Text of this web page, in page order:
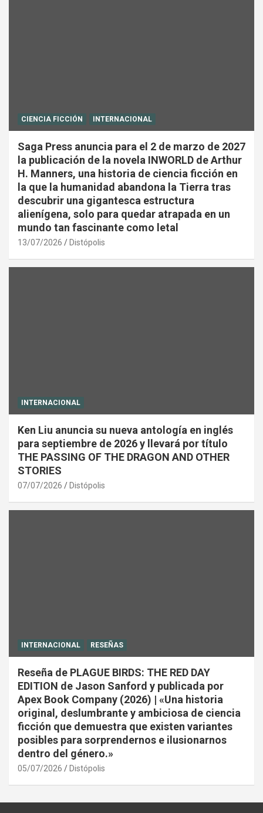
CIENCIA FICCIÓN INTERNACIONAL
Saga Press anuncia para el 2 de marzo de 2027
la publicación de la novela INWORLD de Arthur
H. Manners, una historia de ciencia ficción en
la que la humanidad abandona la Tierra tras
descubrir una gigantesca estructura
alienígena, solo para quedar atrapada en un
mundo tan fascinante como letal
13/07/2026 Distópolis
INTERNACIONAL
Ken Liu anuncia su nueva antología en inglés
para septiembre de 2026 y llevará por título
THE PASSING OF THE DRAGON AND OTHER
STORIES
07/07/2026 Distópolis
INTERNACIONAL RESEÑAS
Reseña de PLAGUE BIRDS: THE RED DAY
EDITION de Jason Sanford y publicada por
Apex Book Company (2026) | «Una historia
original, deslumbrante y ambiciosa de ciencia
ficción que demuestra que existen variantes
posibles para sorprendernos e ilusionarnos
dentro del género.»
05/07/2026 Distópolis